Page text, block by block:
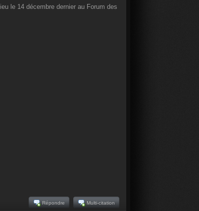
le 14 décembre dernier au Forum des
Multi-citation
Répondre